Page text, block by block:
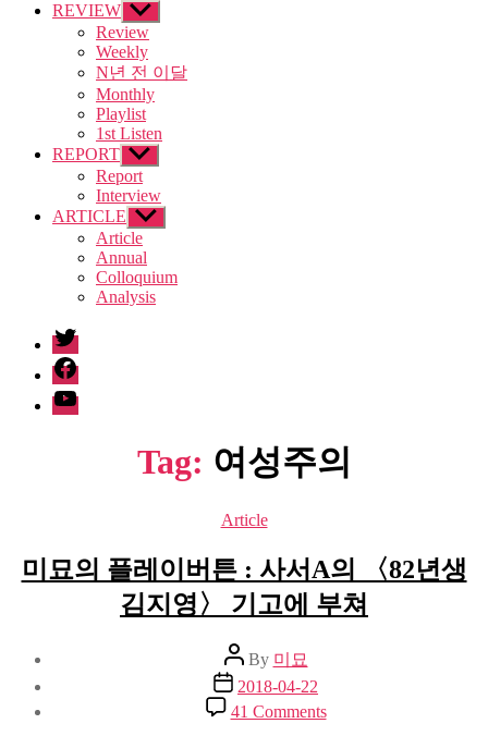
REVIEW Show
sub
menu
Review
Weekly
N년 전 이달
Monthly
Playlist
1st Listen
REPORT Show
sub
menu
Report
Interview
ARTICLE Show
sub
menu
Article
Annual
Colloquium
Analysis
twitter
facebook
Youtube
Tag: 여성주의
Categories
Article
미묘의 플레이버튼 : 사서A의 〈82년생
김지영〉 기고에 부쳐
Post
author
By 미묘
Post
date
2018-04-22
41 Commentson
미